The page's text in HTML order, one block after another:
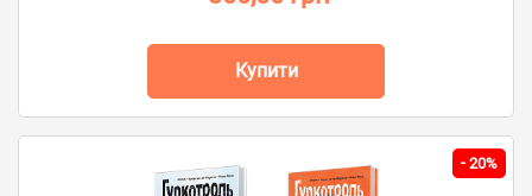
Купити
- 20%